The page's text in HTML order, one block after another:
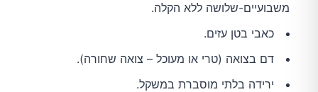
משבועיים-שלושה ללא הקלה.
כאבי בטן עזים.
דם בצואה (טרי או מעוכל – צואה שחורה).
ירידה בלתי מוסברת במשקל.